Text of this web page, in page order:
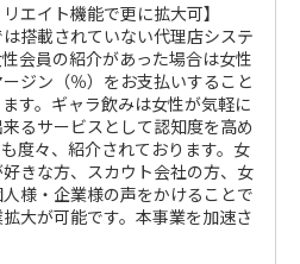
エイト機能で更に拡大可】
搭載されていない代理店システ
会員の紹介があった場合は女性
ジン（％）をお支払いすること
す。ギャラ飲みは女性が気軽に
るサービスとして認知度を高め
度々、紹介されております。女
きな方、スカウト会社の方、女
様・企業様の声をかけることで
大が可能です。本事業を加速さ